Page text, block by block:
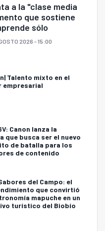
a la "clase media
que sostiene
sólo
2026 - 15:00
Talento mixto en el
empresarial
Canon lanza la
que busca ser el nuevo
de batalla para los
de contenido
del Campo: el
que convirtió
mapuche en un
turístico del Biobío